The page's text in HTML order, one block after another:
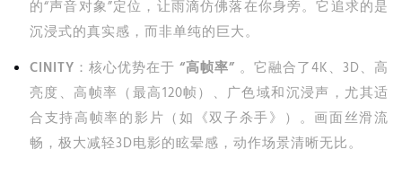
的“声音对象”定位，让雨滴仿佛落在你身旁。它追求的是
沉浸式的真实感，而非单纯的巨大。
CINITY ：核心优势在于 “高帧率” 。它融合了4K、3D、高
亮度、高帧率（最高120帧）、广色域和沉浸声，尤其适
合支持高帧率的影片（如《双子杀手》）。画面丝滑流
畅，极大减轻3D电影的眩晕感，动作场景清晰无比。